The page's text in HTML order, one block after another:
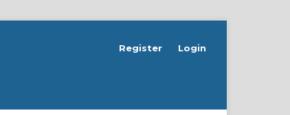
Register Login